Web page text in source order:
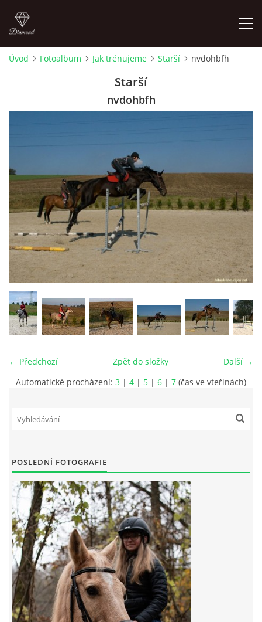
SLUŽBY
JEŽDĚNÍ PRO VEŘEJNOST
FOTOALBUM
VIDEA
ODKAZY
NOVÝ PŘEKÁŽKOVÝ MATERIÁL
NÁHRADNÍ TERMÍN BRIGÁDY PRO TY KTEŘÍ SE
NEDOSTAVILI NA PODZIMNÍ BRIGÁDU
ČLENOVÉ RYCHVALDU 2023
7:4 (VELKÝ PÁTEK) KROUŽEK NEBUDE
JARNÍ BRIGÁDA 20.5.2023
Úvod Fotoalbum Jak trénujeme Starší nvdohbfh
Starší
nvdohbfh
← Předchozí Další →
Zpět do složky
Automatické procházení: 3 | 4 | 5 | 6 | 7 (čas ve vteřinách)
POSLEDNÍ FOTOGRAFIE